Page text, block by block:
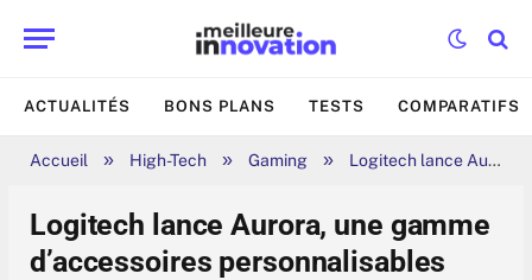
ACTUALITÉS BONS PLANS TESTS COMPARATIFS
Accueil » High-Tech » Gaming » Logitech lance Aurora, une gamme d’accessoires personnalisables pour tous les gamers
Logitech lance Aurora, une gamme
d’accessoires personnalisables